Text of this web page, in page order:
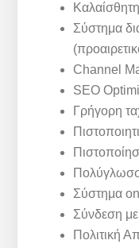
Σύστημα
Channel
SEO
Γρήγορη
Σύστημα
Σύνδεση
Πολιτική